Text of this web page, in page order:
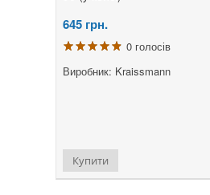
645 грн.
0 голосів
Виробник: Kraissmann
Купити